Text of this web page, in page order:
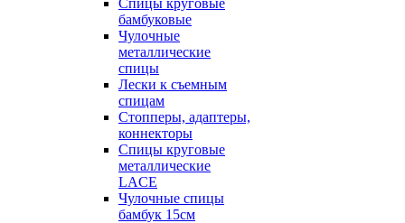
Спицы круговые
бамбуковые
Чулочные
металлические
спицы
Лески к съемным
спицам
Стопперы, адаптеры,
коннекторы
Спицы круговые
металлические
LACE
Чулочные спицы
бамбук 15см